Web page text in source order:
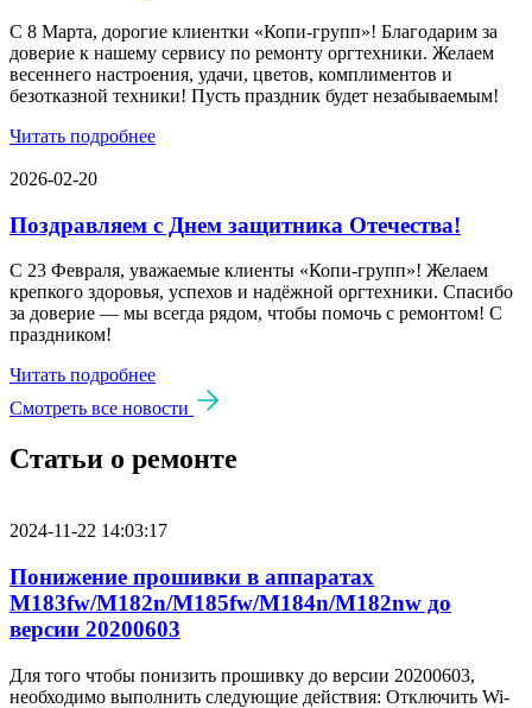
С 8 Марта, дорогие клиентки «Копи‑групп»! Благодарим за
доверие к нашему сервису по ремонту оргтехники. Желаем
весеннего настроения, удачи, цветов, комплиментов и
безотказной техники! Пусть праздник будет незабываемым!
Читать подробнее
2026-02-20
Поздравляем с Днем защитника Отечества!
С 23 Февраля, уважаемые клиенты «Копи‑групп»! Желаем
крепкого здоровья, успехов и надёжной оргтехники. Спасибо
за доверие — мы всегда рядом, чтобы помочь с ремонтом! С
праздником!
Читать подробнее
Смотреть все новости
Статьи о ремонте
2024-11-22 14:03:17
Понижение прошивки в аппаратах
M183fw/M182n/M185fw/M184n/M182nw до
версии 20200603
Для того чтобы понизить прошивку до версии 20200603,
необходимо выполнить следующие действия: Отключить Wi-